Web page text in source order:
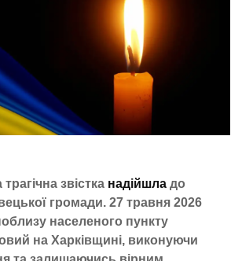
звістка надійшла до
громади. 27 травня 2026
населеного пункту
на Харківщині, виконуючи